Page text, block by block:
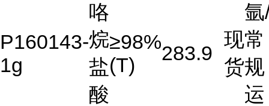
P160143-
1g
咯
烷
盐
酸
≥98%
(T)
283.9
现
货
氩
常
规
运